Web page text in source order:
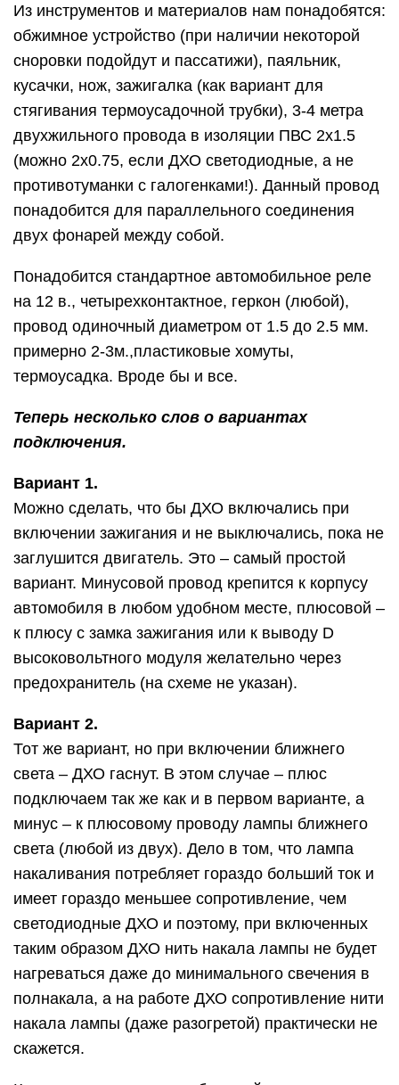
Из инструментов и материалов нам понадобятся:
обжимное устройство (при наличии некоторой
сноровки подойдут и пассатижи), паяльник,
кусачки, нож, зажигалка (как вариант для
стягивания термоусадочной трубки), 3-4 метра
двухжильного провода в изоляции ПВС 2х1.5
(можно 2х0.75, если ДХО светодиодные, а не
противотуманки с галогенками!). Данный провод
понадобится для параллельного соединения
двух фонарей между собой.
Понадобится стандартное автомобильное реле
на 12 в., четырехконтактное, геркон (любой),
провод одиночный диаметром от 1.5 до 2.5 мм.
примерно 2-3м.,пластиковые хомуты,
термоусадка. Вроде бы и все.
Теперь несколько слов о вариантах
подключения.
Вариант 1.
Можно сделать, что бы ДХО включались при
включении зажигания и не выключались, пока не
заглушится двигатель. Это – самый простой
вариант. Минусовой провод крепится к корпусу
автомобиля в любом удобном месте, плюсовой –
к плюсу с замка зажигания или к выводу D
высоковольтного модуля желательно через
предохранитель (на схеме не указан).
Вариант 2.
Тот же вариант, но при включении ближнего
света – ДХО гаснут. В этом случае – плюс
подключаем так же как и в первом варианте, а
минус – к плюсовому проводу лампы ближнего
света (любой из двух). Дело в том, что лампа
накаливания потребляет гораздо больший ток и
имеет гораздо меньшее сопротивление, чем
светодиодные ДХО и поэтому, при включенных
таким образом ДХО нить накала лампы не будет
нагреваться даже до минимального свечения в
полнакала, а на работе ДХО сопротивление нити
накала лампы (даже разогретой) практически не
скажется.